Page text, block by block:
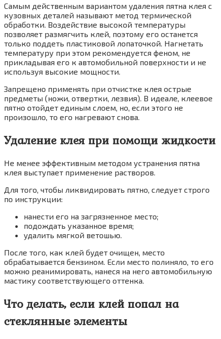
Самым действенным вариантом удаления пятна клея с
кузовных деталей называют метод термической
обработки. Воздействие высокой температуры
позволяет размягчить клей, поэтому его останется
только поддеть пластиковой лопаточкой. Нагнетать
температуру при этом рекомендуется феном, не
прикладывая его к автомобильной поверхности и не
используя высокие мощности.
Запрещено применять при отчистке клея острые
предметы (ножи, отвертки, лезвия). В идеале, клеевое
пятно отойдет единым слоем, но, если этого не
произошло, то его нагревают снова.
Удаление клея при помощи жидкости
Не менее эффективным методом устранения пятна
клея выступает применение растворов.
Для того, чтобы ликвидировать пятно, следует строго
по инструкции:
нанести его на загрязненное место;
подождать указанное время;
удалить мягкой ветошью.
После того, как клей будет очищен, место
обрабатывается бензином. Если место полиняло, то его
можно реанимировать, нанеся на него автомобильную
мастику соответствующего оттенка.
Что делать, если клей попал на
стеклянные элементы